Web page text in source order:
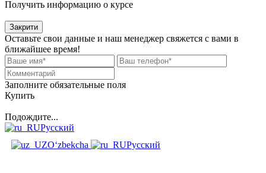
Получить информацию о курсе
Закрити
Оставьте свои данные и наш менеджер свяжется с вами в
ближайшее время!
Заполните обязательные поля
Купить
Подождите...
Русский
O‘zbekcha
Русский